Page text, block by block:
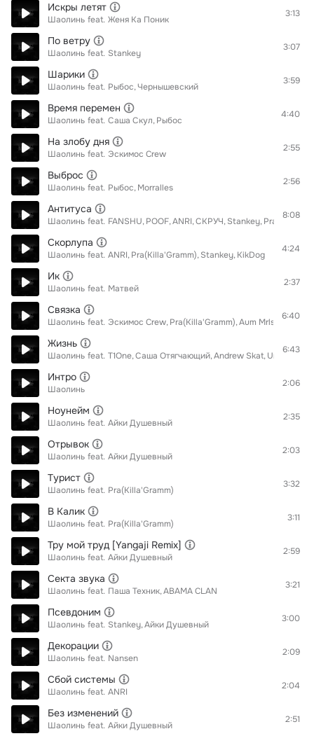
Искры летят
Шаолинь feat. Женя Ка Поник
3:13
По ветру
Шаолинь feat. Stankey
3:07
Шарики
Шаолинь feat. Рыбос Чернышевский
3:59
Время перемен
Шаолинь feat. Саша Скул Рыбос
4:40
На злобу дня
Шаолинь feat. Эскимос Crew
2:55
Выброс
Шаолинь feat. Рыбос Morralles
2:56
Антитуса
Шаолинь feat. FANSHU POOF ANRI СКРУЧ Stankey
8:08
Скорлупа
Шаолинь feat. ANRI Pra(Killa'Gramm) Stankey KikDog
4:24
Ик
Шаолинь feat. Матвей
2:37
Связка
Шаолинь feat. Эскимос Crew Pra(Killa'Gramm) Aum Mrls Н000Ж
6:40
Жизнь
Шаолинь feat. T1One Саша Отягчающий Andrew Skat Umbrella
6:43
Интро
Шаолинь
2:06
Ноунейм
Шаолинь feat. Айки Душевный
2:35
Отрывок
Шаолинь feat. Айки Душевный
2:03
Турист
Шаолинь feat. Pra(Killa'Gramm)
3:32
В Калик
Шаолинь feat. Pra(Killa'Gramm)
3:11
Тру мой труд [Yangaji Remix]
Шаолинь feat. Айки Душевный
2:59
Секта звука
Шаолинь feat. Паша Техник ABAMA CLAN
3:21
Псевдоним
Шаолинь feat. Stankey Айки Душевный
3:00
Декорации
Шаолинь feat. Nansen
2:09
Сбой системы
Шаолинь feat. ANRI
2:04
Без изменений
Шаолинь feat. Айки Душевный
2:51